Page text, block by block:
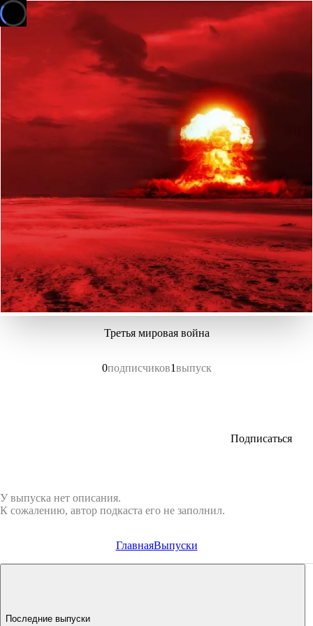
Третья мировая война
0подписчиков1выпуск
Подписаться
У выпуска нет описания.
К сожалению, автор подкаста его не заполнил.
ГлавнаяВыпуски
Последние выпуски